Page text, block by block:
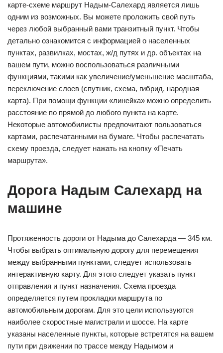
карте-схеме маршрут Надым-Салехард является лишь
одним из возможных. Вы можете проложить свой путь
через любой выбранный вами транзитный пункт. Чтобы
детально ознакомится с информацией о населенных
пунктах, развилках, мостах, ж/д путях и др. объектах на
вашем пути, можно воспользоваться различными
функциями, такими как увеличение/уменьшение масштаба,
переключение слоев (спутник, схема, гибрид, народная
карта). При помощи функции «линейка» можно определить
расстояние по прямой до любого пункта на карте.
Некоторые автомобилисты предпочитают пользоваться
картами, распечатанными на бумаге. Чтобы распечатать
схему проезда, следует нажать на кнопку «Печать
маршрута».
Дорога Надым Салехард на
машине
Протяженность дороги от Надыма до Салехарда — 345 км.
Чтобы выбрать оптимальную дорогу для перемещения
между выбранными пунктами, следует использовать
интерактивную карту. Для этого следует указать пункт
отправления и пункт назначения. Схема проезда
определяется путем прокладки маршрута по
автомобильным дорогам. Для это цели используются
наиболее скоростные магистрали и шоссе. На карте
указаны населенные пункты, которые встретятся на вашем
пути при движении по трассе между Надымом и